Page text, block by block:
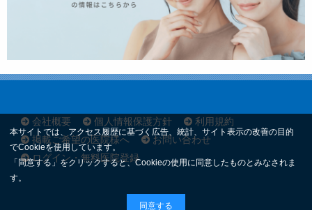
会社概要 個人情報保護方針
利用規約
掲載ご希望の医院様へ
お問い合わせ
ログイン・無料医院登録
本サイトでは、アクセス履歴に基づく広告、統計、サイト表示の改善の目的
でCookieを使用しています。
「同意する」をクリックすると、Cookieの使用に同意したものとみなされま
す。
同意する